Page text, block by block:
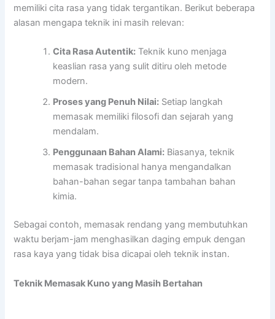
memiliki cita rasa yang tidak tergantikan. Berikut beberapa
alasan mengapa teknik ini masih relevan:
Cita Rasa Autentik: Teknik kuno menjaga
keaslian rasa yang sulit ditiru oleh metode
modern.
Proses yang Penuh Nilai: Setiap langkah
memasak memiliki filosofi dan sejarah yang
mendalam.
Penggunaan Bahan Alami: Biasanya, teknik
memasak tradisional hanya mengandalkan
bahan-bahan segar tanpa tambahan bahan
kimia.
Sebagai contoh, memasak rendang yang membutuhkan
waktu berjam-jam menghasilkan daging empuk dengan
rasa kaya yang tidak bisa dicapai oleh teknik instan.
Teknik Memasak Kuno yang Masih Bertahan